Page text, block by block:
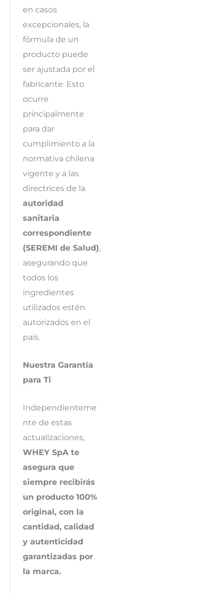
en casos
excepcionales, la
fórmula de un
producto puede
ser ajustada por el
fabricante. Esto
ocurre
principalmente
para dar
cumplimiento a la
normativa chilena
vigente y a las
directrices de la
autoridad
sanitaria
correspondiente
(SEREMI de Salud),
asegurando que
todos los
ingredientes
utilizados estén
autorizados en el
país.
Nuestra Garantía
para Ti
Independienteme
nte de estas
actualizaciones,
WHEY SpA te
asegura que
siempre recibirás
un producto 100%
original, con la
cantidad, calidad
y autenticidad
garantizadas por
la marca.